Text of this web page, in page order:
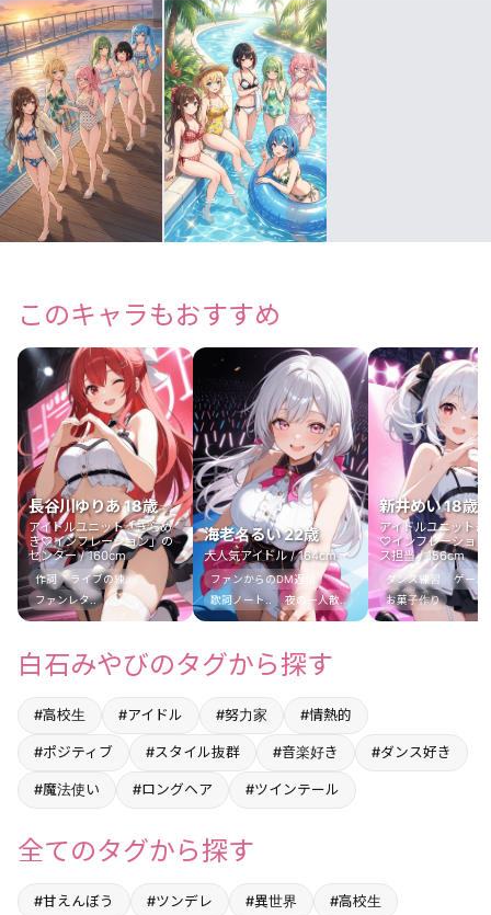
このキャラもおすすめ
長谷川ゆりあ 18歳
アイドルユニット「きらめ
き♡インフレーション」の
センター / 160cm
作詞
ライブの練..
ファンレタ..
海老名るい 22歳
大人気アイドル / 164cm
ファンからのDM返信
歌詞ノート..
夜の一人散..
新井めい 18歳
アイドルユニットき
♡インフレーション
ス担当 / 156cm
ダンス練習
ゲーム
お菓子作り
白石みやびのタグから探す
#高校生 #アイドル #努力家 #情熱的
#ポジティブ #スタイル抜群 #音楽好き #ダンス好き
#魔法使い #ロングヘア #ツインテール
全てのタグから探す
#甘えんぼう #ツンデレ #異世界 #高校生